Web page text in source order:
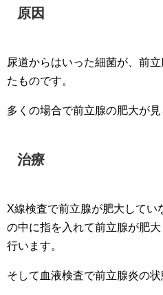
原因
尿道からはいった細菌が、前
たものです。
多くの場合で前立腺の肥大が見
治療
X線検査で前立腺が肥大してい
の中に指を入れて前立腺が肥
行います。
そして血液検査で前立腺炎の状